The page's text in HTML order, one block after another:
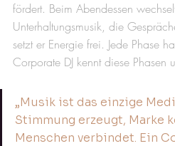
fördert. Beim Abendessen
Unterhaltungsmusik, die
setzt er Energie frei. Jede Phase
Corporate DJ kennt diese Phasen
„Musik ist das einzige
Stimmung erzeugt, Marke
Menschen verbindet. Ein